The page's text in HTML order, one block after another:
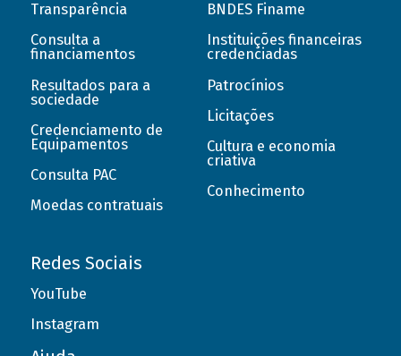
Transparência
Consulta a
financiamentos
Resultados para a
sociedade
Credenciamento de
Equipamentos
Consulta PAC
Moedas contratuais
BNDES Finame
Instituições financeiras
credenciadas
Patrocínios
Licitações
Cultura e economia
criativa
Conhecimento
Redes Sociais
YouTube
Instagram